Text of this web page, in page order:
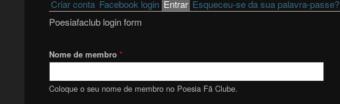
Primary tabs
Criar conta Facebook login Entrar(active tab)
Esqueceu-se da sua palavra-passe?
Poesiafaclub login form
Nome de membro *
Coloque o seu nome de membro no Poesia Fã Clube.